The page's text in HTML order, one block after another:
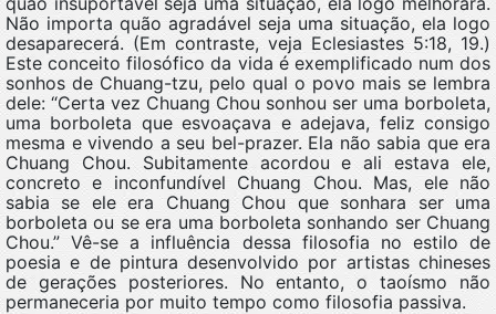
Não importa quão agradável seja uma situação, ela logo
desaparecerá. (Em contraste, veja Eclesiastes 5:18, 19.)
Este conceito filosófico da vida é exemplificado num dos
sonhos de Chuang-tzu, pelo qual o povo mais se lembra
dele: “Certa vez Chuang Chou sonhou ser uma borboleta,
uma borboleta que esvoaçava e adejava, feliz consigo
mesma e vivendo a seu bel-prazer. Ela não sabia que era
Chuang Chou. Subitamente acordou e ali estava ele,
concreto e inconfundível Chuang Chou. Mas, ele não
sabia se ele era Chuang Chou que sonhara ser uma
borboleta ou se era uma borboleta sonhando ser Chuang
Chou.” Vê-se a influência dessa filosofia no estilo de
poesia e de pintura desenvolvido por artistas chineses
de gerações posteriores. No entanto, o taoísmo não
permaneceria por muito tempo como filosofia passiva.